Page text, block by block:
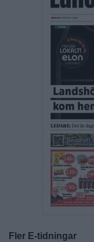
Fler E-tidningar